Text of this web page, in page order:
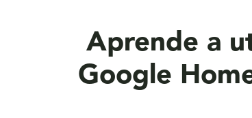
Aprende a
Google